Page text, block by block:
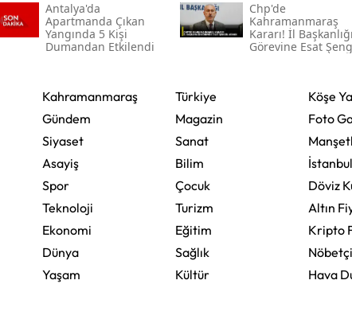
Zonguldak
Bayburt
Antalya'da
Apartmanda Çıkan
Yangında 5 Kişi
Dumandan Etkilendi
Chp'de
Kahramanmaraş
Kararı! İl Başkanlığı
Görevine Esat
Kahramanmaraş
Gündem
Siyaset
Asayiş
Spor
Teknoloji
Ekonomi
Dünya
Yaşam
Türkiye
Magazin
Sanat
Bilim
Çocuk
Turizm
Eğitim
Sağlık
Kültür
Köşe
Foto
Döviz
Altın
Kripto
Hava